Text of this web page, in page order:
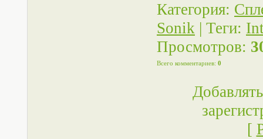
Категория:
Sonik | Теги:
Просмотров:
Всего комментариев: 0
[